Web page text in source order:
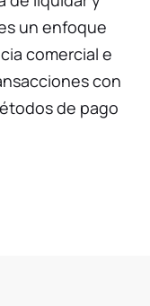
un enfoque
comercial e
con
de pago